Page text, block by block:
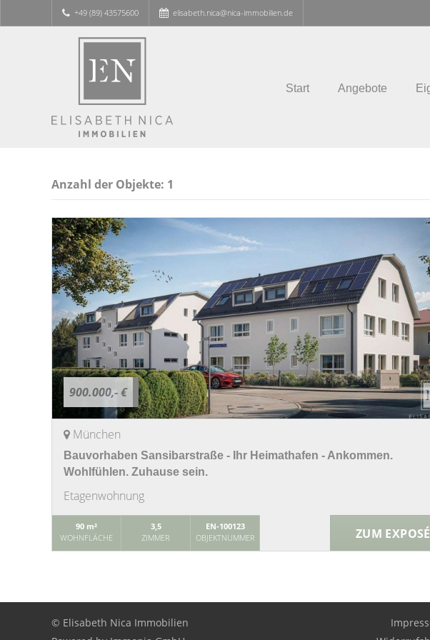
+49 (89) 43575600 elisabeth.nica@nica-immobilien.de
Start Angebote
Anzahl der Objekte: 1
900.000,- €
München
Bauvorhaben Sansibarstraße - Ihr Heimathafen - Ankommen.
Wohlfühlen. Zuhause sein.
Etagenwohnung
90 m²
WOHNFLÄCHE
3,5
ZIMMER
EN-100123
OBJEKTNUMMER
ZUM EXPOSÉ
© Elisabeth Nica Immobilien